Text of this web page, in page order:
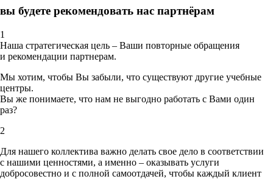
вы будете рекомендовать нас партнёрам
1
Наша стратегическая цель – Ваши повторные обращения
и рекомендации партнерам.
Мы хотим, чтобы Вы забыли, что существуют другие учебные
центры.
Вы же понимаете, что нам не выгодно работать с Вами один
раз?
2
Для нашего коллектива важно делать свое дело в соответствии
с нашими ценностями, а именно – оказывать услуги
добросовестно и с полной самоотдачей, чтобы каждый клиент